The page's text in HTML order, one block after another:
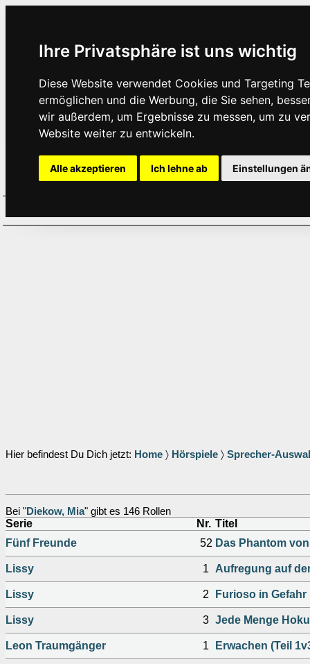
Ihre Privatsphäre ist uns wichtig
Diese Website verwendet Cookies und Targeting
ermöglichen und die Werbung, die Sie sehen,
wir außerdem, um Ergebnisse zu messen, um zu
Website weiter zu entwickeln.
Alle akzeptieren Ich lehne ab Einstellungen
Hier befindest Du Dich jetzt: Home 〉 Hörspiele 〉 Sprecher-
Bei "Diekow, Mia" gibt es 146 Rollen
Serie Nr. Titel
Fünf Freunde
52 Das Phantom
Lissy 1 Aufregung auf
Lissy 2 Furioso in Gefahr
Lissy 3 Jede Menge
Leon Traumgänger 1 Erwachen (Teil